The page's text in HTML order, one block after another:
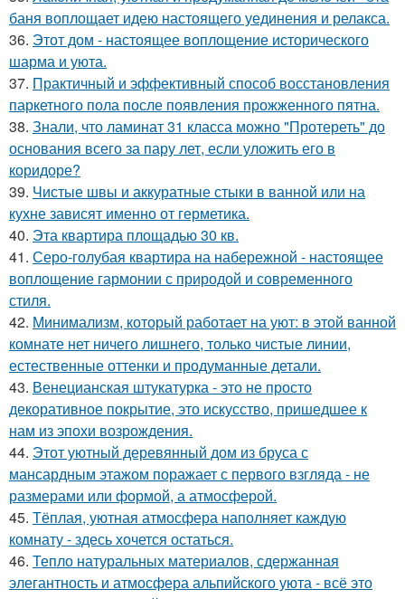
баня воплощает идею настоящего уединения и релакса.
36. Этот дом - настоящее воплощение исторического
шарма и уюта.
37. Практичный и эффективный способ восстановления
паркетного пола после появления прожженного пятна.
38. Знали, что ламинат 31 класса можно "Протереть" до
основания всего за пару лет, если уложить его в
коридоре?
39. Чистые швы и аккуратные стыки в ванной или на
кухне зависят именно от герметика.
40. Эта квартира площадью 30 кв.
41. Серо-голубая квартира на набережной - настоящее
воплощение гармонии с природой и современного
стиля.
42. Минимализм, который работает на уют: в этой ванной
комнате нет ничего лишнего, только чистые линии,
естественные оттенки и продуманные детали.
43. Венецианская штукатурка - это не просто
декоративное покрытие, это искусство, пришедшее к
нам из эпохи возрождения.
44. Этот уютный деревянный дом из бруса с
мансардным этажом поражает с первого взгляда - не
размерами или формой, а атмосферой.
45. Тёплая, уютная атмосфера наполняет каждую
комнату - здесь хочется остаться.
46. Тепло натуральных материалов, сдержанная
элегантность и атмосфера альпийского уюта - всё это